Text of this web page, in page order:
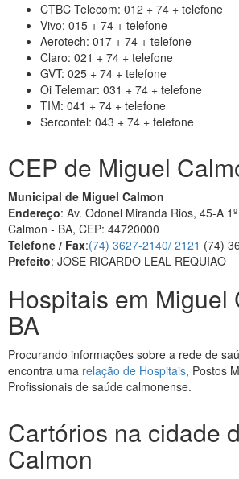
CTBC Telecom: 012 + 74 + telefone
Vivo: 015 + 74 + telefone
Aerotech: 017 + 74 + telefone
Claro: 021 + 74 + telefone
GVT: 025 + 74 + telefone
Oi Telemar: 031 + 74 + telefone
TIM: 041 + 74 + telefone
Sercontel: 043 + 74 + telefone
CEP de Miguel
Municipal de Miguel Calmon
Endereço: Av. Odonel Miranda Rios, 45-A
Calmon - BA, CEP: 44720000
Telefone / Fax:(74) 3627-2140/ 2121 (74)
Prefeito: JOSE RICARDO LEAL REQUIAO
Hospitais em Miguel
BA
Procurando informações sobre a rede de
encontra uma relação de Hospitais, Postos
Profissionais de saúde calmonense.
Cartórios na cidade
Calmon